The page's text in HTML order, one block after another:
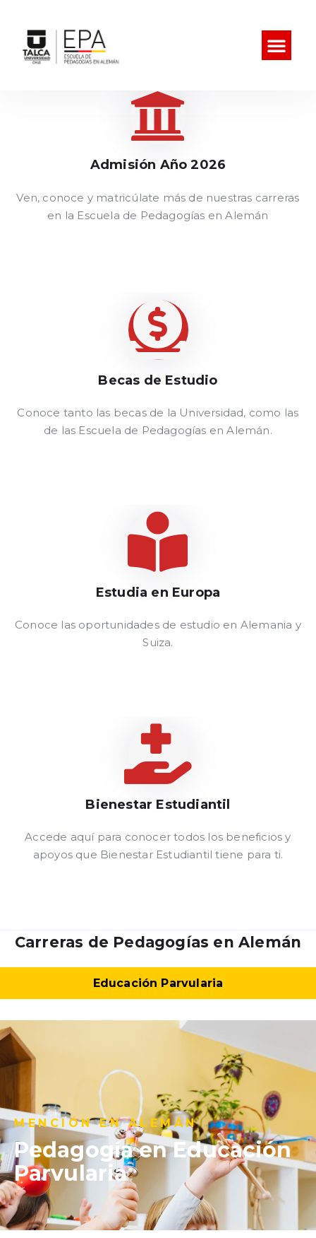
Admisión Año 2026
Ven, conoce y matricúlate más de nuestras carreras
en la Escuela de Pedagogías en Alemán
Becas de Estudio
Conoce tanto las becas de la Universidad, como las
de las Escuela de Pedagogías en Alemán.
Estudia en Europa
Conoce las oportunidades de estudio en Alemania y
Suiza.
Bienestar Estudiantil
Accede aquí para conocer todos los beneficios y
apoyos que Bienestar Estudiantil tiene para ti.
Carreras de Pedagogías en Alemán
Educación Parvularia
MENCIÓN EN ALEMÁN
Pedagogía en Educación
Parvularia